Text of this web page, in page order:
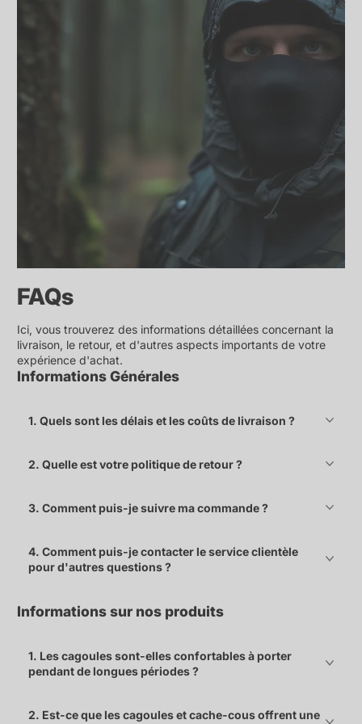
FAQs
Ici, vous trouverez des informations détaillées concernant la
livraison, le retour, et d'autres aspects importants de votre
expérience d'achat.
Informations Générales
1. Quels sont les délais et les coûts de livraison ?
2. Quelle est votre politique de retour ?
3. Comment puis-je suivre ma commande ?
4. Comment puis-je contacter le service clientèle
pour d'autres questions ?
Informations sur nos produits
1. Les cagoules sont-elles confortables à porter
pendant de longues périodes ?
2. Est-ce que les cagoules et cache-cous offrent une